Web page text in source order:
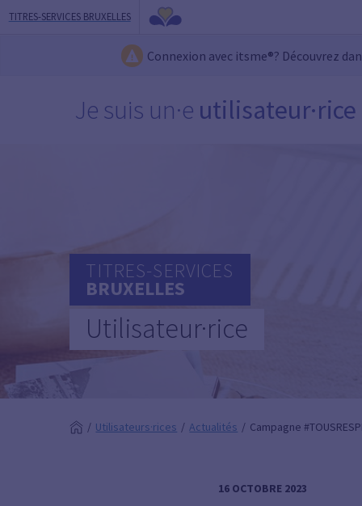
TITRES-SERVICES BRUXELLES
Connexion avec itsme®? Découvrez
Je suis un·e utilisateur·rice
TITRES-SERVICES
BRUXELLES
Utilisateur·rice
Utilisateurs·rices Actualités Campagne
16 OCTOBRE 2023